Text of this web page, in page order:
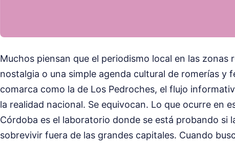
Muchos piensan que el periodismo local en las zonas
nostalgia o una simple agenda cultural de romerías y
comarca como la de Los Pedroches, el flujo
la realidad nacional. Se equivocan. Lo que ocurre en
Córdoba es el laboratorio donde se está probando si
sobrevivir fuera de las grandes capitales. Cuando